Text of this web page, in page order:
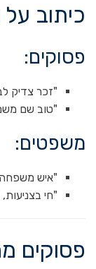
כיתוב
פסוקים:
"זכר צדיק
"טוב שם
משפטים:
"איש
"חי
פסוקים